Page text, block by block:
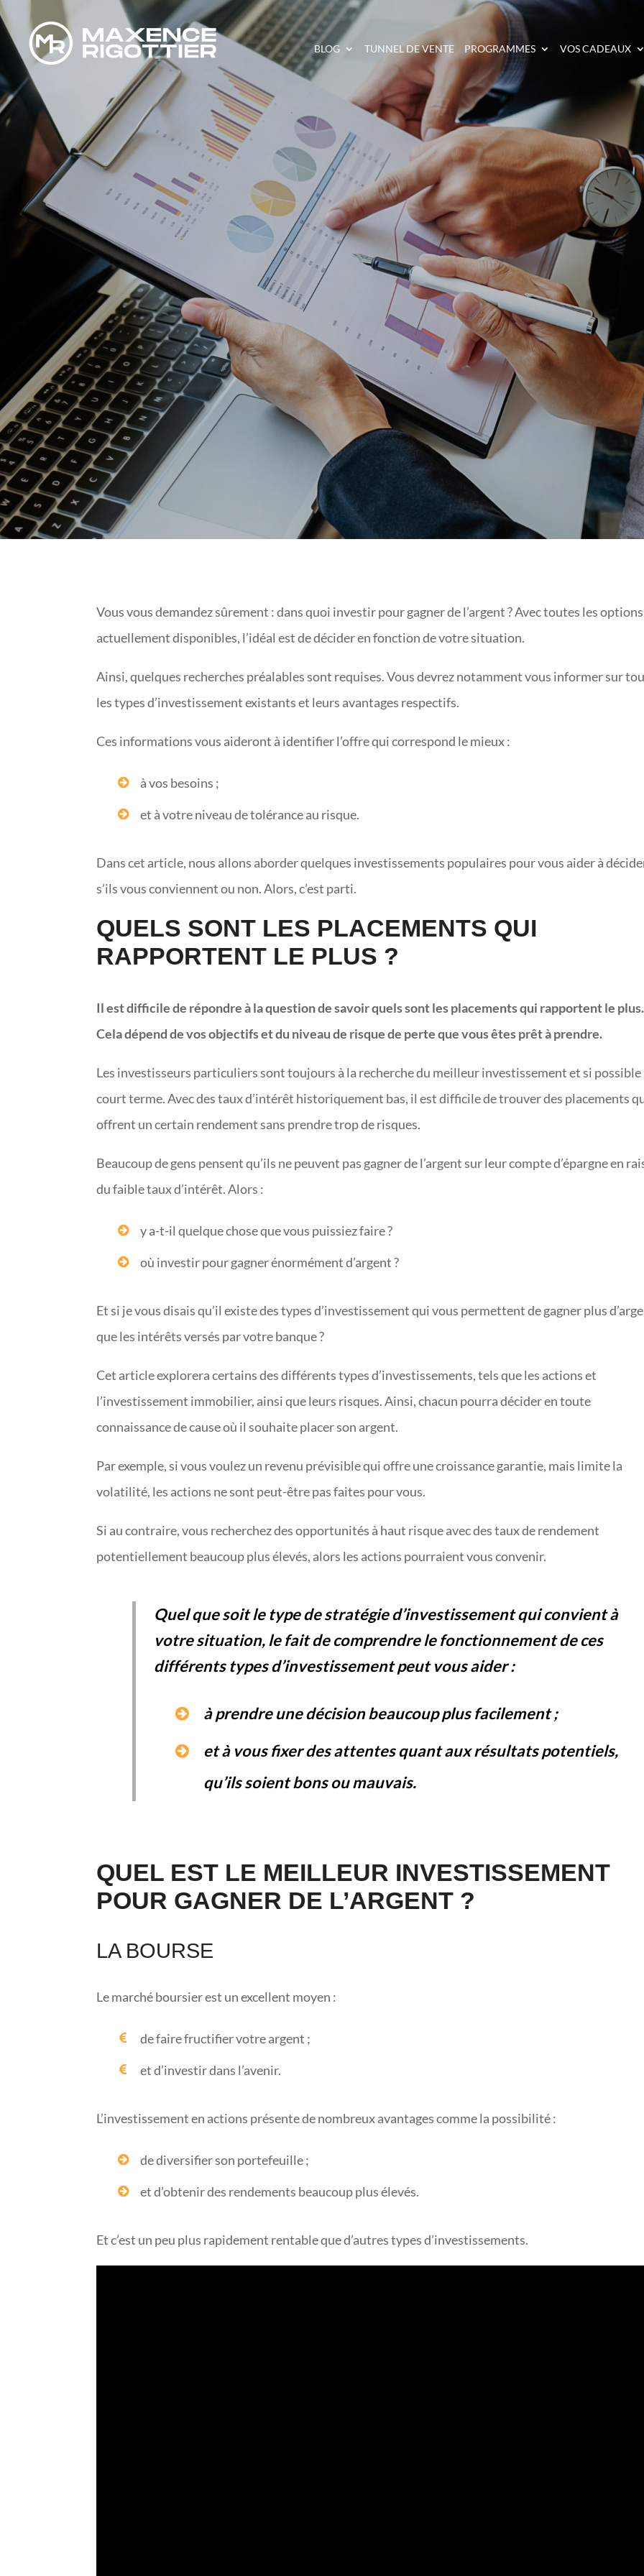
BLOG TUNNEL DE VENTE PROGRAMMES VOS CADEAUX
DANS QUOI INVESTIR POUR
L’ARGENT ?
Vous vous demandez sûrement : dans quoi investir pour gagner de l’argent ? Avec toutes les options
actuellement disponibles, l’idéal est de décider en fonction de votre situation.
Ainsi, quelques recherches préalables sont requises. Vous devrez notamment vous informer sur
les types d’investissement existants et leurs avantages respectifs.
Ces informations vous aideront à identifier l’offre qui correspond le mieux :
à vos besoins ;
et à votre niveau de tolérance au risque.
Dans cet article, nous allons aborder quelques investissements populaires pour vous aider à
s’ils vous conviennent ou non. Alors, c’est parti.
QUELS SONT LES PLACEMENTS QUI
RAPPORTENT LE PLUS ?
Il est difficile de répondre à la question de savoir quels sont les placements qui rapportent le plus.
Cela dépend de vos objectifs et du niveau de risque de perte que vous êtes prêt à prendre.
Les investisseurs particuliers sont toujours à la recherche du meilleur investissement et si possible
court terme. Avec des taux d’intérêt historiquement bas, il est difficile de trouver des placements
offrent un certain rendement sans prendre trop de risques.
Beaucoup de gens pensent qu’ils ne peuvent pas gagner de l’argent sur leur compte d’épargne en
du faible taux d’intérêt. Alors :
y a-t-il quelque chose que vous puissiez faire ?
où investir pour gagner énormément d’argent ?
Et si je vous disais qu’il existe des types d’investissement qui vous permettent de gagner plus
que les intérêts versés par votre banque ?
Cet article explorera certains des différents types d’investissements, tels que les actions et
l’investissement immobilier, ainsi que leurs risques. Ainsi, chacun pourra décider en toute
connaissance de cause où il souhaite placer son argent.
Par exemple, si vous voulez un revenu prévisible qui offre une croissance garantie, mais limite la
volatilité, les actions ne sont peut-être pas faites pour vous.
Si au contraire, vous recherchez des opportunités à haut risque avec des taux de rendement
potentiellement beaucoup plus élevés, alors les actions pourraient vous convenir.
Quel que soit le type de stratégie d’investissement qui convient à
votre situation, le fait de comprendre le fonctionnement de ces
différents types d’investissement peut vous aider :
à prendre une décision beaucoup plus facilement ;
et à vous fixer des attentes quant aux résultats potentiels,
qu’ils soient bons ou mauvais.
QUEL EST LE MEILLEUR INVESTISSEMENT
POUR GAGNER DE L’ARGENT ?
LA BOURSE
Le marché boursier est un excellent moyen :
de faire fructifier votre argent ;
et d’investir dans l’avenir.
L’investissement en actions présente de nombreux avantages comme la possibilité :
de diversifier son portefeuille ;
et d’obtenir des rendements beaucoup plus élevés.
Et c’est un peu plus rapidement rentable que d’autres types d’investissements.